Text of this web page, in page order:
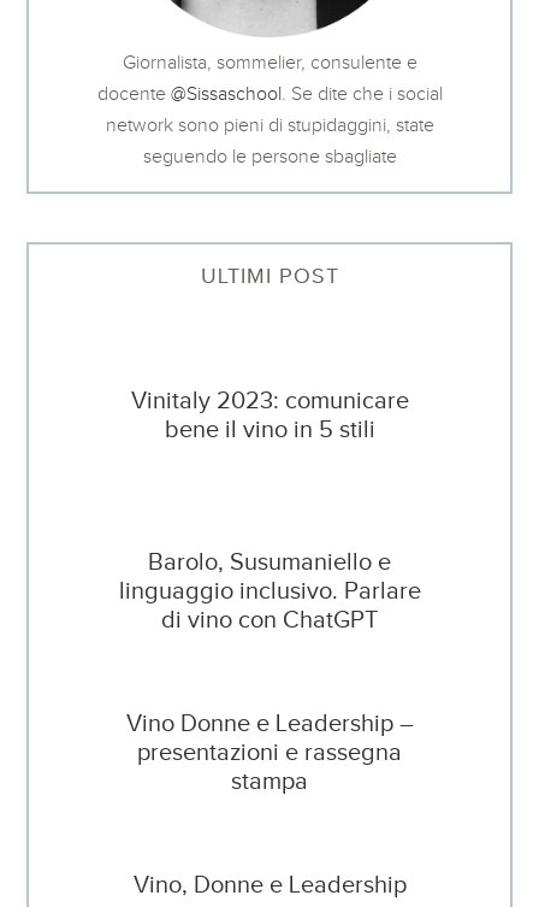
Giornalista, sommelier, consulente e
docente @Sissaschool. Se dite che i social
network sono pieni di stupidaggini, state
seguendo le persone sbagliate
ULTIMI POST
Vinitaly 2023: comunicare
bene il vino in 5 stili
Barolo, Susumaniello e
linguaggio inclusivo. Parlare
di vino con ChatGPT
Vino Donne e Leadership –
presentazioni e rassegna
stampa
Vino, Donne e Leadership